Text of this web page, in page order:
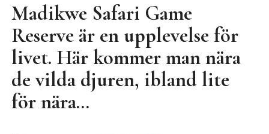
Madikwe Safari Game
Reserve är en upplevelse för
livet. Här kommer man nära
de vilda djuren, ibland lite
för nära…